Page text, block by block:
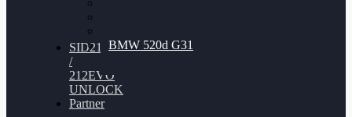
BMW 520d G31
SID212
/
212EVO
UNLOCK
Partner